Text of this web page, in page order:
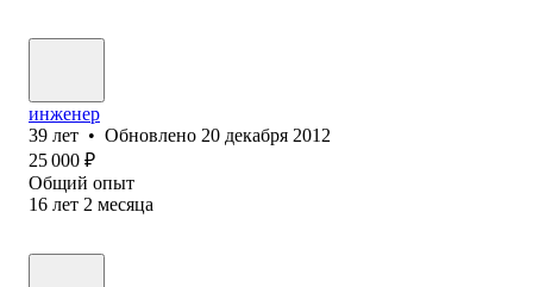
инженер
39 лет • Обновлено 20 декабря 2012
25 000 ₽
Общий опыт
16 лет 2 месяца